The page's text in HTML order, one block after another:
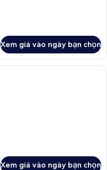
Xem giá vào ngày bạn chọn
Chăn bông, két bảo mật tại phòng,
Xem giá vào ngày bạn chọn